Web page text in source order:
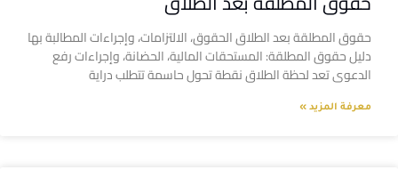
حقوق المطلقة بعد الطلاق الحقوق، الالتزامات، وإجراءات المطالبة بها
دليل حقوق المطلقة: المستحقات المالية، الحضانة، وإجراءات رفع
الدعوى تعد لحظة الطلاق نقطة تحول حاسمة تتطلب دراية
معرفة المزيد »